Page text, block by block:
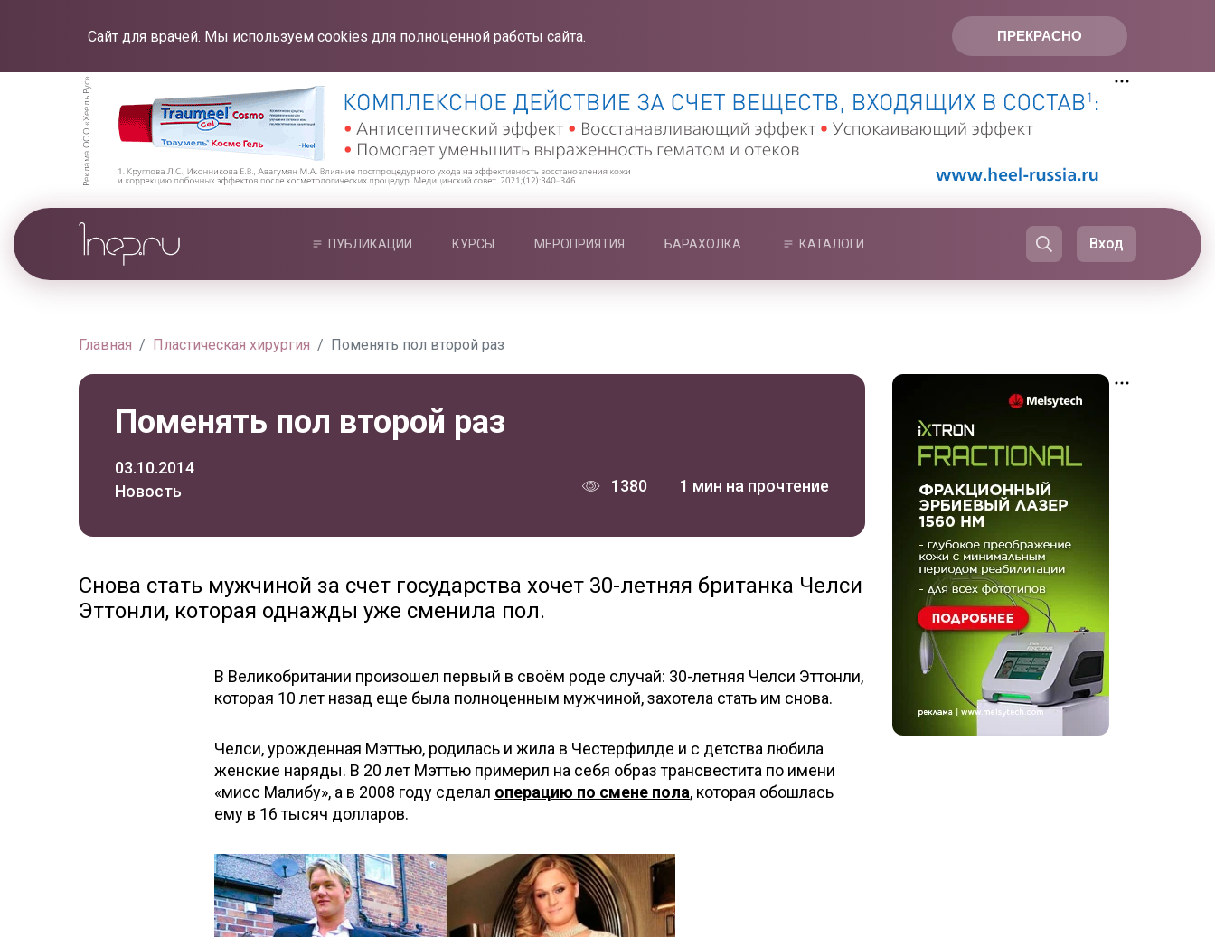
ПРЕКРАСНО
Сайт для врачей. Мы используем cookies для полноценной работы сайта.
ПУБЛИКАЦИИ КУРСЫ МЕРОПРИЯТИЯ БАРАХОЛКА КАТАЛОГИ Вход
Главная Пластическая хирургия Поменять пол второй раз
Поменять пол второй раз
03.10.2014
Новость
1380 1 мин на прочтение
Снова стать мужчиной за счет государства хочет 30-летняя британка Челси
Эттонли, которая однажды уже сменила пол.
В Великобритании произошел первый в своём роде случай: 30-летняя Челси Эттонли,
которая 10 лет назад еще была полноценным мужчиной, захотела стать им снова.
Челси, урожденная Мэттью, родилась и жила в Честерфилде и с детства любила
женские наряды. В 20 лет Мэттью примерил на себя образ трансвестита по имени
«мисс Малибу», а в 2008 году сделал операцию по смене пола, которая обошлась
ему в 16 тысяч долларов.